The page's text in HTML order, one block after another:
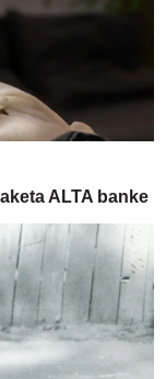
ALTA banke